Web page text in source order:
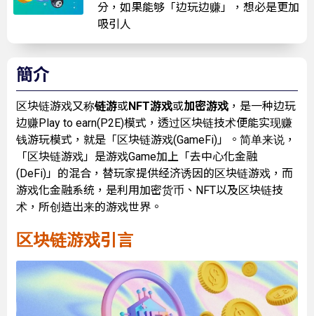
分，如果能够「边玩边赚」，想必是更加
吸引人
簡介
区块链游戏又称链游或NFT游戏或加密游戏 ，是一种边玩
边赚Play to earn(P2E)模式，透过区块链技术便能实现赚
钱游玩模式，就是「区块链游戏(GameFi)」。简单来说，
「区块链游戏」是游戏Game加上「去中心化金融
(DeFi)」的混合，替玩家提供经济诱因的区块链游戏，而
游戏化金融系统，是利用加密货币、NFT以及区块链技
术，所创造出来的游戏世界。
区块链游戏引言